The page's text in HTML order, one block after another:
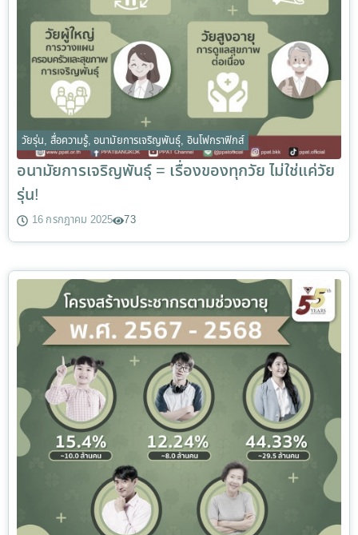
วัยรุ่น, สื่อความรู้,อนามัยการเจริญพันธุ์, อินโฟกราฟิกส์
อนามัยการเจริญพันธุ์ = เรื่องของทุกวัย ไม่ใช่แค่วัย
รุ่น!
16 กรกฎาคม 2025 73